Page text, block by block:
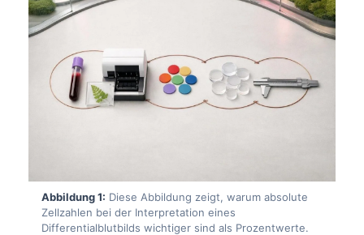
Abbildung 1: Diese Abbildung zeigt, warum absolute
Zellzahlen bei der Interpretation eines
Differentialblutbilds wichtiger sind als Prozentwerte.